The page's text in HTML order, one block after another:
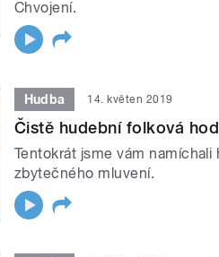
Chvojení.
Hudba 14. květen 2019
Čistě hudební folková
Tentokrát jsme vám
zbytečného mluvení.